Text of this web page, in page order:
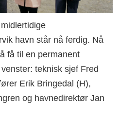
havn står nå ferdig. Nå
få til en permanent
teknisk sjef Fred
Erik Bringedal (H),
og havnedirektør Jan